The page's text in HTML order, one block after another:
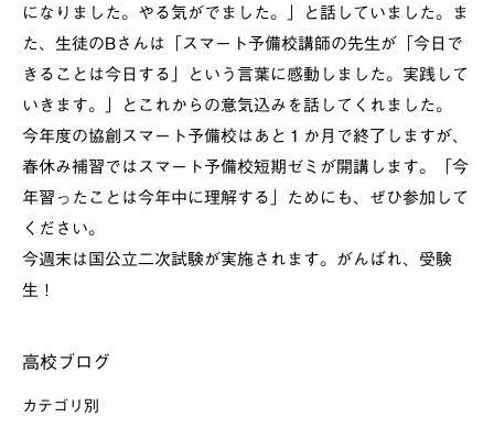
になりました。やる気がでました。」と話していました。ま
た、生徒のBさんは「スマート予備校講師の先生が「今日で
きることは今日する」という言葉に感動しました。実践して
いきます。」とこれからの意気込みを話してくれました。
今年度の協創スマート予備校はあと１か月で終了しますが、
春休み補習ではスマート予備校短期ゼミが開講します。「今
年習ったことは今年中に理解する」ためにも、ぜひ参加して
ください。
今週末は国公立二次試験が実施されます。がんばれ、受験
生！
高校ブログ
カテゴリ別